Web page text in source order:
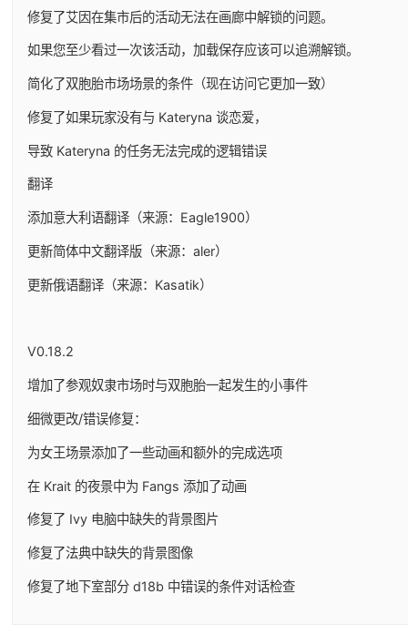
修复了艾因在集市后的活动无法在画廊中解锁的问题。
如果您至少看过一次该活动，加载保存应该可以追溯解锁。
简化了双胞胎市场场景的条件（现在访问它更加一致）
修复了如果玩家没有与 Kateryna 谈恋爱，
导致 Kateryna 的任务无法完成的逻辑错误
翻译
添加意大利语翻译（来源：Eagle1900）
更新简体中文翻译版（来源：aler）
更新俄语翻译（来源：Kasatik）
V0.18.2
增加了参观奴隶市场时与双胞胎一起发生的小事件
细微更改/错误修复：
为女王场景添加了一些动画和额外的完成选项
在 Krait 的夜景中为 Fangs 添加了动画
修复了 Ivy 电脑中缺失的背景图片
修复了法典中缺失的背景图像
修复了地下室部分 d18b 中错误的条件对话检查